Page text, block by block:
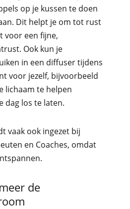
op je kussen te doen
Dit helpt je om tot rust
voor een fijne,
Ook kun je
in een diffuser tijdens
voor jezelf, bijvoorbeeld
lichaam te helpen
dag los te laten.
vaak ook ingezet bij
en Coaches, omdat
de